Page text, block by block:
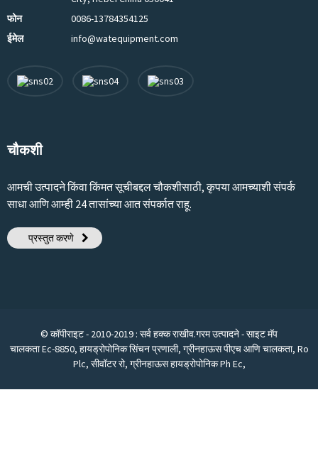
फोन
0086-13784354125
ईमेल
info@watequipment.com
चौकशी
आमची उत्पादने किंवा किंमत सूचीबद्दल चौकशीसाठी, कृपया आमच्याशी संपर्क
साधा आणि आम्ही 24 तासांच्या आत संपर्कात राहू.
प्रस्तुत करणे
© कॉपीराइट - 2010-2019 : सर्व हक्क राखीव.गरम उत्पादने-साइट मॅप
चालकता Ec-8850, हायड्रोपोनिक सिंचन प्रणाली, ग्रीनहाऊस पीएच आणि चालकता, Ro
Plc, सीवॉटर रो, ग्रीनहाऊस हायड्रोपोनिक Ph Ec,